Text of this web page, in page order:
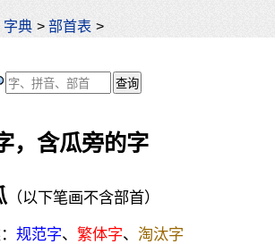
字典 >部首表 >
，含瓜旁的字
（以下笔画不含部首）
规范字、繁体字、淘汰字